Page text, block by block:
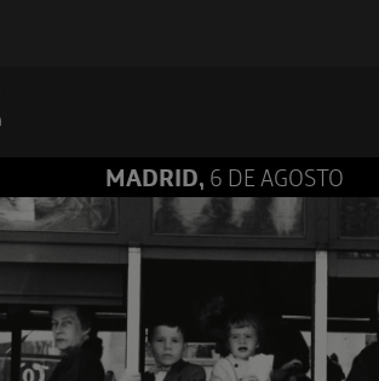
MADRID, 6 DE AGOSTO